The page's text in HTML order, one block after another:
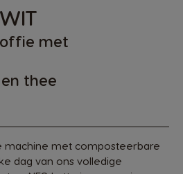
met
thee
machine met composteerbare
dag van ons volledige